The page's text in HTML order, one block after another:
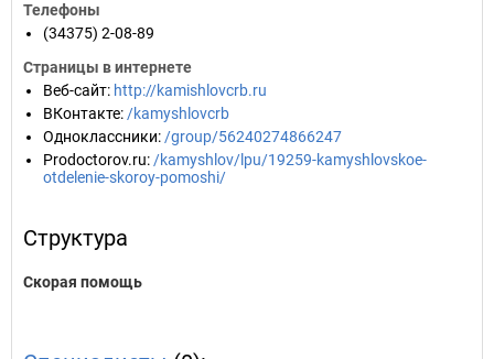
Телефоны
(34375) 2-08-89
Страницы в интернете
Веб-сайт: http://kamishlovcrb.ru
ВКонтакте: /kamyshlovcrb
Одноклассники: /group/56240274866247
Prodoctorov.ru: /kamyshlov/lpu/19259-kamyshlovskoe-
otdelenie-skoroy-pomoshi/
Структура
Скорая помощь